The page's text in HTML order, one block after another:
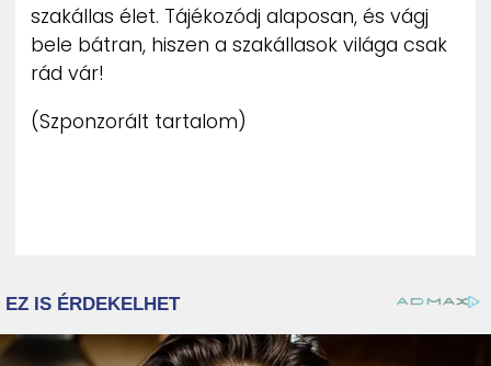
szakállas élet. Tájékozódj alaposan, és vágj
bele bátran, hiszen a szakállasok világa csak
rád vár!
(Szponzorált tartalom)